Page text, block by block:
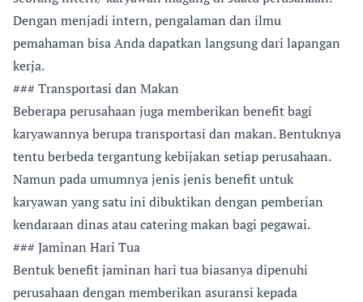
Dengan menjadi intern, pengalaman dan ilmu
pemahaman bisa Anda dapatkan langsung dari lapangan
kerja.
### Transportasi dan Makan
Beberapa perusahaan juga memberikan benefit bagi
karyawannya berupa transportasi dan makan. Bentuknya
tentu berbeda tergantung kebijakan setiap perusahaan.
Namun pada umumnya jenis jenis benefit untuk
karyawan yang satu ini dibuktikan dengan pemberian
kendaraan dinas atau catering makan bagi pegawai.
### Jaminan Hari Tua
Bentuk benefit jaminan hari tua biasanya dipenuhi
perusahaan dengan memberikan asuransi kepada